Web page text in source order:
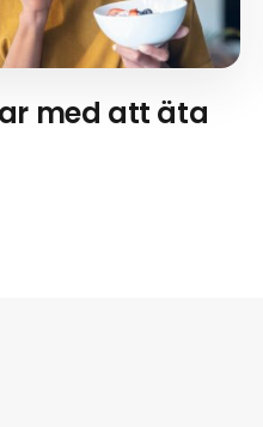
med att äta